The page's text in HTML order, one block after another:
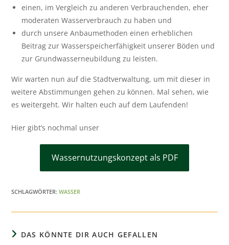
einen, im Vergleich zu anderen Verbrauchenden, eher
moderaten Wasserverbrauch zu haben und
durch unsere Anbaumethoden einen erheblichen
Beitrag zur Wasserspeicherfähigkeit unserer Böden und
zur Grundwasserneubildung zu leisten.
Wir warten nun auf die Stadtverwaltung, um mit dieser in
weitere Abstimmungen gehen zu können. Mal sehen, wie
es weitergeht. Wir halten euch auf dem Laufenden!
Hier gibt’s nochmal unser
Wassernutzungskonzept als PDF
SCHLAGWÖRTER:WASSER
DAS KÖNNTE DIR AUCH GEFALLEN